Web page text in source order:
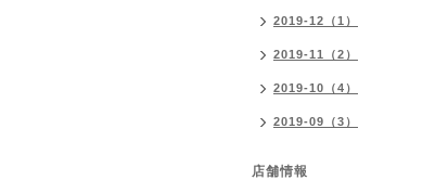
2019-12（1）
2019-11（2）
2019-10（4）
2019-09（3）
店舗情報